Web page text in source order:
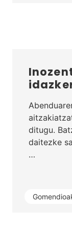
ditugu.
daitezke
…